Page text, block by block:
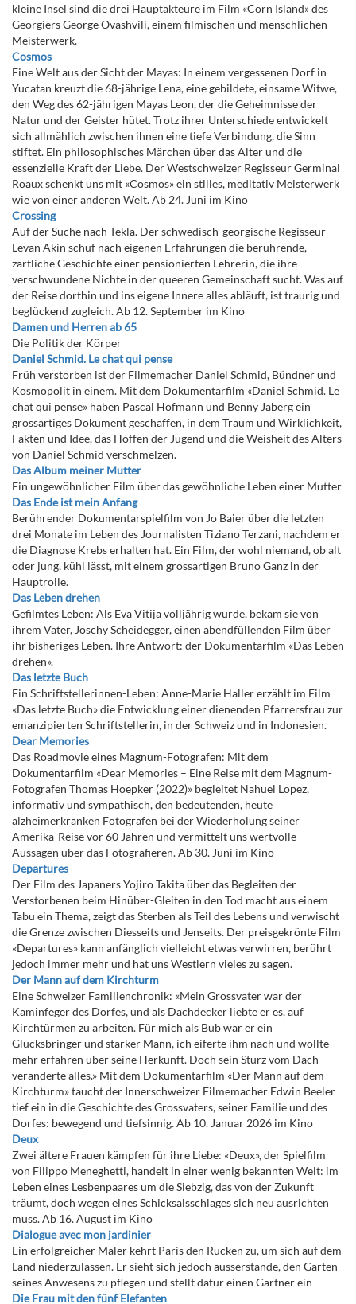
kleine Insel sind die drei Hauptakteure im Film «Corn Island» des
Georgiers George Ovashvili, einem filmischen und menschlichen
Meisterwerk.
Cosmos
Eine Welt aus der Sicht der Mayas: In einem vergessenen Dorf in
Yucatan kreuzt die 68-jährige Lena, eine gebildete, einsame Witwe,
den Weg des 62-jährigen Mayas Leon, der die Geheimnisse der
Natur und der Geister hütet. Trotz ihrer Unterschiede entwickelt
sich allmählich zwischen ihnen eine tiefe Verbindung, die Sinn
stiftet. Ein philosophisches Märchen über das Alter und die
essenzielle Kraft der Liebe. Der Westschweizer Regisseur Germinal
Roaux schenkt uns mit «Cosmos» ein stilles, meditativ Meisterwerk
wie von einer anderen Welt. Ab 24. Juni im Kino
Crossing
Auf der Suche nach Tekla. Der schwedisch-georgische Regisseur
Levan Akin schuf nach eigenen Erfahrungen die berührende,
zärtliche Geschichte einer pensionierten Lehrerin, die ihre
verschwundene Nichte in der queeren Gemeinschaft sucht. Was auf
der Reise dorthin und ins eigene Innere alles abläuft, ist traurig und
beglückend zugleich. Ab 12. September im Kino
Damen und Herren ab 65
Die Politik der Körper
Daniel Schmid. Le chat qui pense
Früh verstorben ist der Filmemacher Daniel Schmid, Bündner und
Kosmopolit in einem. Mit dem Dokumentarfilm «Daniel Schmid. Le
chat qui pense» haben Pascal Hofmann und Benny Jaberg ein
grossartiges Dokument geschaffen, in dem Traum und Wirklichkeit,
Fakten und Idee, das Hoffen der Jugend und die Weisheit des Alters
von Daniel Schmid verschmelzen.
Das Album meiner Mutter
Ein ungewöhnlicher Film über das gewöhnliche Leben einer Mutter
Das Ende ist mein Anfang
Berührender Dokumentarspielfilm von Jo Baier über die letzten
drei Monate im Leben des Journalisten Tiziano Terzani, nachdem er
die Diagnose Krebs erhalten hat. Ein Film, der wohl niemand, ob alt
oder jung, kühl lässt, mit einem grossartigen Bruno Ganz in der
Hauptrolle.
Das Leben drehen
Gefilmtes Leben: Als Eva Vitija volljährig wurde, bekam sie von
ihrem Vater, Joschy Scheidegger, einen abendfüllenden Film über
ihr bisheriges Leben. Ihre Antwort: der Dokumentarfilm «Das Leben
drehen».
Das letzte Buch
Ein Schriftstellerinnen-Leben: Anne-Marie Haller erzählt im Film
«Das letzte Buch» die Entwicklung einer dienenden Pfarrersfrau zur
emanzipierten Schriftstellerin, in der Schweiz und in Indonesien.
Dear Memories
Das Roadmovie eines Magnum-Fotografen: Mit dem
Dokumentarfilm «Dear Memories – Eine Reise mit dem Magnum-
Fotografen Thomas Hoepker (2022)» begleitet Nahuel Lopez,
informativ und sympathisch, den bedeutenden, heute
alzheimerkranken Fotografen bei der Wiederholung seiner
Amerika-Reise vor 60 Jahren und vermittelt uns wertvolle
Aussagen über das Fotografieren. Ab 30. Juni im Kino
Departures
Der Film des Japaners Yojiro Takita über das Begleiten der
Verstorbenen beim Hinüber-Gleiten in den Tod macht aus einem
Tabu ein Thema, zeigt das Sterben als Teil des Lebens und verwischt
die Grenze zwischen Diesseits und Jenseits. Der preisgekrönte Film
«Departures» kann anfänglich vielleicht etwas verwirren, berührt
jedoch immer mehr und hat uns Westlern vieles zu sagen.
Der Mann auf dem Kirchturm
Eine Schweizer Familienchronik: «Mein Grossvater war der
Kaminfeger des Dorfes, und als Dachdecker liebte er es, auf
Kirchtürmen zu arbeiten. Für mich als Bub war er ein
Glücksbringer und starker Mann, ich eiferte ihm nach und wollte
mehr erfahren über seine Herkunft. Doch sein Sturz vom Dach
veränderte alles.» Mit dem Dokumentarfilm «Der Mann auf dem
Kirchturm» taucht der Innerschweizer Filmemacher Edwin Beeler
tief ein in die Geschichte des Grossvaters, seiner Familie und des
Dorfes: bewegend und tiefsinnig. Ab 10. Januar 2026 im Kino
Deux
Zwei ältere Frauen kämpfen für ihre Liebe: «Deux», der Spielfilm
von Filippo Meneghetti, handelt in einer wenig bekannten Welt: im
Leben eines Lesbenpaares um die Siebzig, das von der Zukunft
träumt, doch wegen eines Schicksalsschlages sich neu ausrichten
muss. Ab 16. August im Kino
Dialogue avec mon jardinier
Ein erfolgreicher Maler kehrt Paris den Rücken zu, um sich auf dem
Land niederzulassen. Er sieht sich jedoch ausserstande, den Garten
seines Anwesens zu pflegen und stellt dafür einen Gärtner ein
Die Frau mit den fünf Elefanten